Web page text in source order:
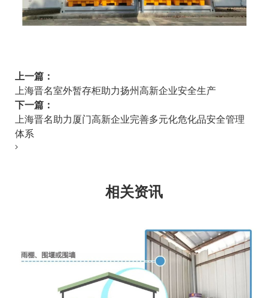
上一篇：
上海晋名室外暂存柜助力扬州高新企业安全生产
下一篇：
上海晋名助力厦门高新企业完善多元化危化品安全管理
体系
相关资讯